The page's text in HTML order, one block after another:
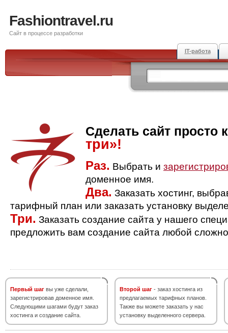
Fashiontravel.ru
Сайт в процессе разработки
IT-работа
Сделать сайт просто
три»!
Раз. Выбрать и
доменное имя.
Два. Заказать хостинг,
тарифный план или заказать установку
Три. Заказать создание сайта у нашего
предложить вам создание сайта любой
Первый шаг вы уже сделали,
зарегистрировав доменное имя.
Следующими шагами будут заказ
хостинга и создание сайта.
Второй шаг - заказ хостинга из
предлагаемых тарифных планов.
Также вы можете заказать у нас
установку выделенного сервера.